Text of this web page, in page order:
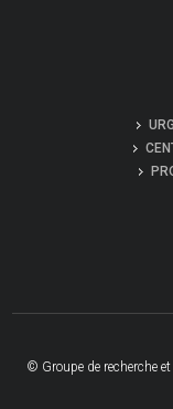
© Groupe de recherche